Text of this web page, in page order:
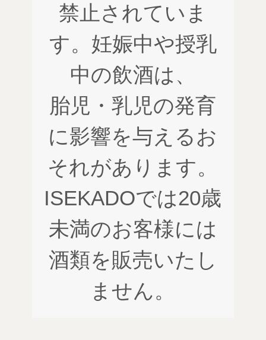
禁止されていま
す。妊娠中や授乳
中の飲酒は、
胎児・乳児の発育
に影響を与えるお
それがあります。
ISEKADOでは20歳
未満のお客様には
酒類を販売いたし
ません。